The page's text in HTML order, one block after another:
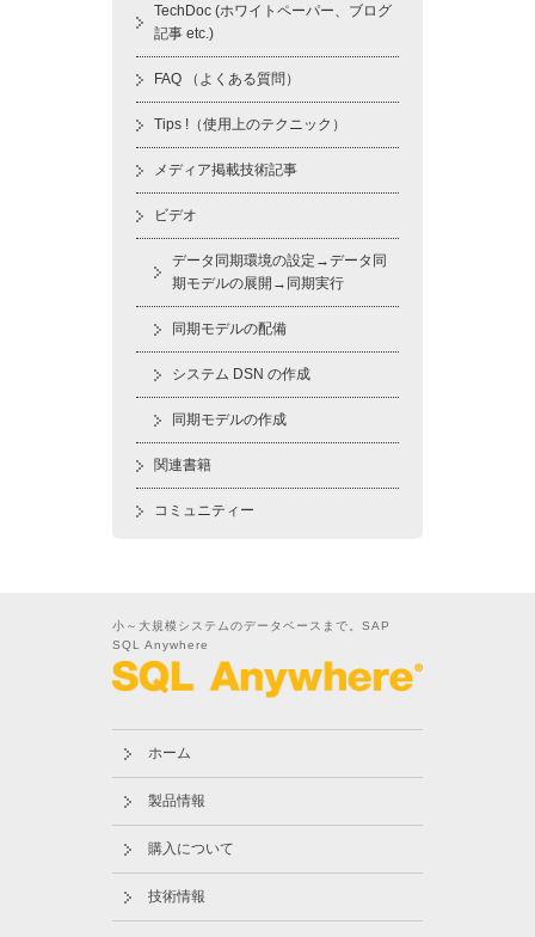
TechDoc (ホワイトペーパー、ブログ
記事 etc.)
FAQ （よくある質問）
Tips !（使用上のテクニック）
メディア掲載技術記事
ビデオ
データ同期環境の設定→データ同
期モデルの展開→同期実行
同期モデルの配備
システム DSN の作成
同期モデルの作成
関連書籍
コミュニティー
小～大規模システムのデータベースまで。SAP
SQL Anywhere
ホーム
製品情報
購入について
技術情報